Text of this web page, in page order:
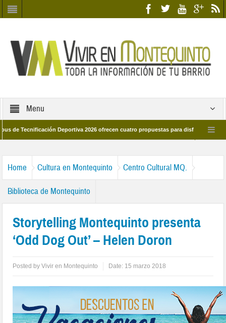
Menu
Tecnificación Deportiva 2026 ofrecen cuatro propuestas para disfrutar del deporte
Home Cultura en Montequinto Centro Cultural MQ.
Biblioteca de Montequinto
Storytelling Montequinto presenta
‘Odd Dog Out’ – Helen Doron
Posted byVivir en Montequinto Date: 15 marzo 2018